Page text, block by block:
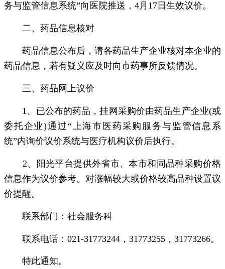
务与监管信息系统”向医院推送，4月17日生效议价。
二、药品信息核对
药品信息公布后，请各药品生产企业核对本企业的
药品信息，若有疑义应及时向市药事所反馈情况。
三、药品网上议价
1、已公布的药品，挂网采购价由药品生产企业(或
委托企业)通过“上海市医药采购服务与监管信息系
统”内询价议价系统与医疗机构议价后执行。
2、阳光平台提供外省市、本市和同品种采购价格
信息作为议价参考。对涨幅较大或价格较高品种设置议
价提醒。
联系部门：社会服务科
联系电话：021-31773244，31773255，31773266。
特此通知。